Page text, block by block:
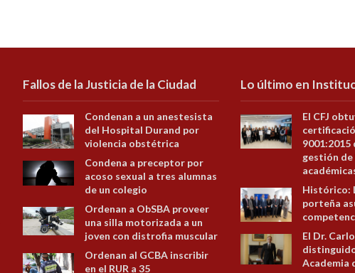
Fallos de la Justicia de la Ciudad
Condenan a un anestesista
del Hospital Durand por
violencia obstétrica
Condena a preceptor por
acoso sexual a tres alumnas
de un colegio
Ordenan a ObSBA proveer
una silla motorizada a un
joven con distrofia muscular
Ordenan al GCBA inscribir
en el RUR a 35
Lo último en
El CFJ
9001:2015
gestión
Histórico:
porteña
El Dr.
Academia